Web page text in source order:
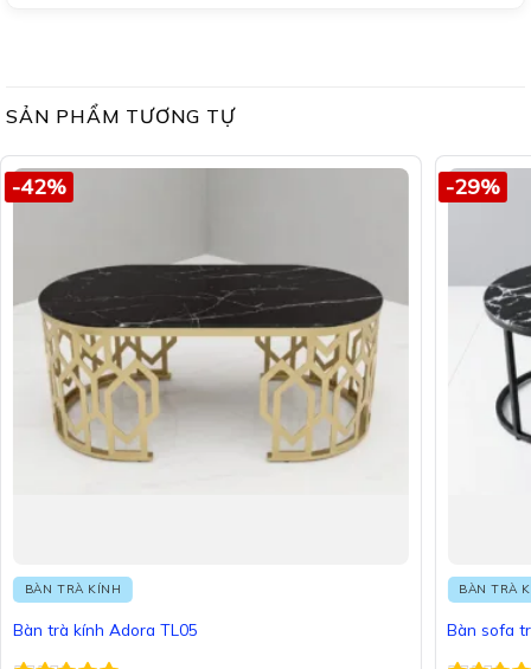
SẢN PHẨM TƯƠNG TỰ
-42%
BÀN TRÀ KÍNH
Bàn trà kính Adora TL05
-29%
BÀN TRÀ
Bàn sofa